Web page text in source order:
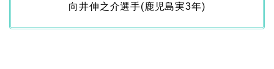
向井伸之介選手(鹿児島実3年)